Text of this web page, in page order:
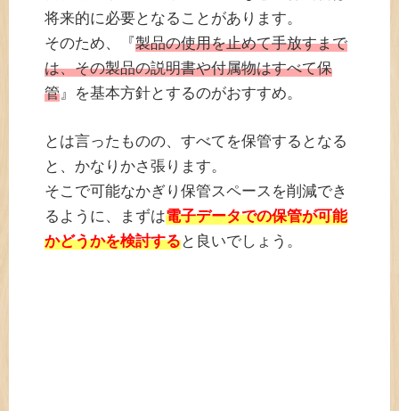
将来的に必要となることがあります。
そのため、『 製品の使用を止めて手放すまで
は、その製品の説明書や付属物はすべて保
管』を基本方針とするのがおすすめ。
とは言ったものの、すべてを保管するとなる
と、かなりかさ張ります。
そこで可能なかぎり保管スペースを削減でき
るように、まずは電子データでの保管が可能
かどうかを検討すると良いでしょう。